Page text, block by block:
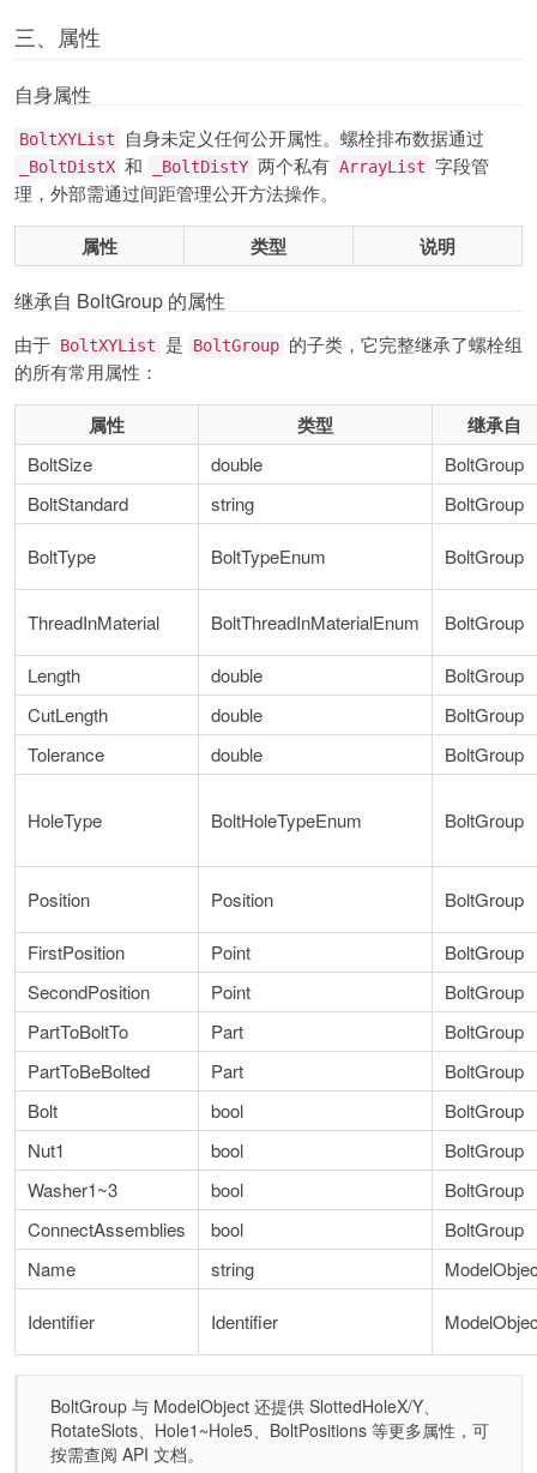
三、属性
自身属性
BoltXYList 自身未定义任何公开属性。螺栓排布数据通过
_BoltDistX 和 _BoltDistY 两个私有 ArrayList 字段管
理，外部需通过间距管理公开方法操作。
属性 类型 说明
继承自 BoltGroup 的属性
由于 BoltXYList 是 BoltGroup 的子类，它完整继承了螺栓组
的所有常用属性：
属性 类型 继承自
BoltSize double
BoltGroup
BoltStandard
string BoltGroup
BoltType BoltTypeEnum BoltGroup
ThreadInMaterial BoltThreadInMaterialEnum BoltGroup
Length double
BoltGroup
CutLength
double
BoltGroup
Tolerance
double BoltGroup
HoleType BoltHoleTypeEnum BoltGroup
Position Position BoltGroup
FirstPosition Point
BoltGroup
SecondPosition
Point
BoltGroup
PartToBoltTo
Part
BoltGroup
PartToBeBolted
Part
BoltGroup
Bolt
bool
BoltGroup
Nut1
bool
BoltGroup
Washer1~3
bool
BoltGroup
ConnectAssemblies
bool
BoltGroup
Name
string
Identifier Identifier
BoltGroup 与 ModelObject 还提供 SlottedHoleX/Y、
RotateSlots、Hole1~Hole5、BoltPositions 等更多属性，可
按需查阅 API 文档。